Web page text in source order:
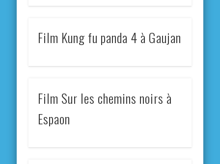
Film Kung fu panda 4 à Gaujan
Film Sur les chemins noirs à
Espaon